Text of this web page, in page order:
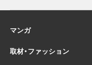
マンガ
取材・ファッション